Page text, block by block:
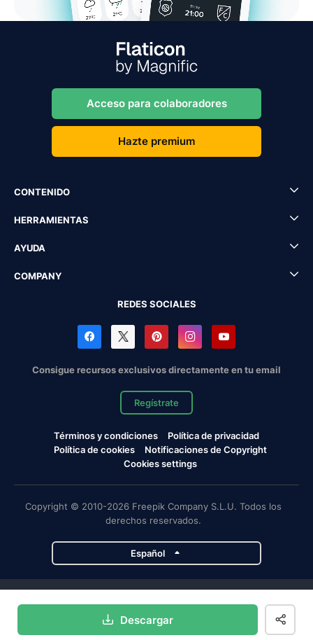
Descargar
Acceso para colaboradores
Hazte premium
CONTENIDO
HERRAMIENTAS
AYUDA
COMPANY
REDES SOCIALES
Consigue recursos exclusivos directamente en tu email
Regístrate
Términos y condiciones
Política de privacidad
Política de cookies
Notificaciones de Copyright
Cookies settings
Copyright © 2010-2026 Freepik Company S.L.U. Todos los
derechos reservados.
Español
Magnific Flaticon